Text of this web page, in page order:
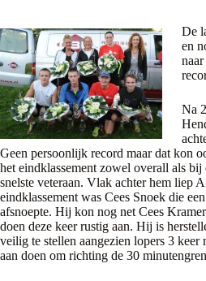
De
en
Na
Geen persoonlijk record maar dat kon
het eindklassement zowel overall als
snelste veteraan. Vlak achter hem liep
eindklassement was Cees Snoek die
afsnoepte. Hij kon nog net Cees
doen deze keer rustig aan. Hij is
veilig te stellen aangezien lopers 3
aan doen om richting de 30